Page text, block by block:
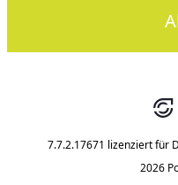
7.7.2.17671 lizenziert für
2026